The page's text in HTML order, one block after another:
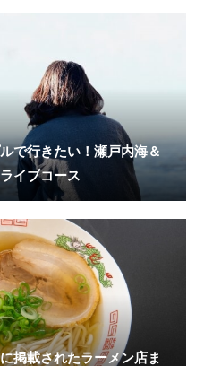
で行きたい！瀬戸内海＆
イブコース
掲載されたラーメン店ま